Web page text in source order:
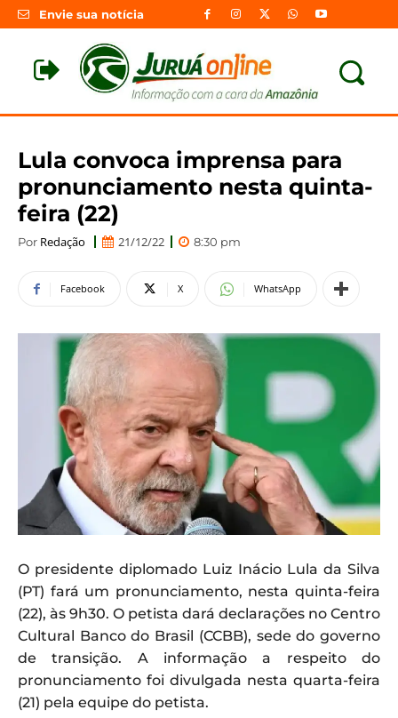
Envie sua notícia
Lula convoca imprensa para
pronunciamento nesta quinta-
feira (22)
Por Redação 21/12/22 8:30 pm
Facebook X WhatsApp
O presidente diplomado Luiz Inácio Lula da Silva
(PT) fará um pronunciamento, nesta quinta-feira
(22), às 9h30. O petista dará declarações no Centro
Cultural Banco do Brasil (CCBB), sede do governo
de transição. A informação a respeito do
pronunciamento foi divulgada nesta quarta-feira
(21) pela equipe do petista.